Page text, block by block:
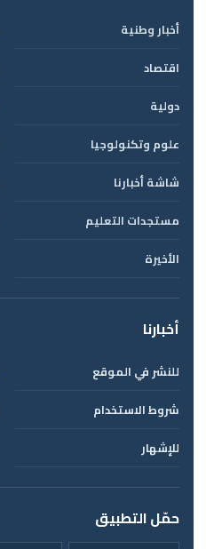
أخبار وطنية
اقتصاد
دولية
علوم وتكنولوجيا
شاشة أخبارنا
مستجدات التعليم
الأخيرة
أخبارنا
للنشر في الموقع
شروط الاستخدام
للإشهار
حمّل التطبيق